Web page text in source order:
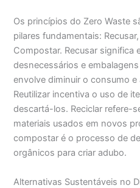
Os princípios do Zero Waste
pilares fundamentais:
Compostar. Recusar significa
desnecessários e
envolve diminuir o consumo
Reutilizar incentiva o uso de
descartá-los. Reciclar refere-
materiais usados em novos
compostar é o processo de
orgânicos para criar adubo.
Alternativas Sustentáveis no